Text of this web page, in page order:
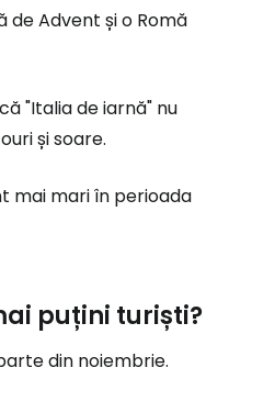
Advent și o Romă
"Italia de iarnă" nu
și soare.
mai mari în perioada
puțini turiști?
din noiembrie.